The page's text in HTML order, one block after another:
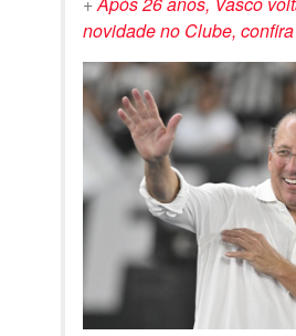
novidade no Clube, confira